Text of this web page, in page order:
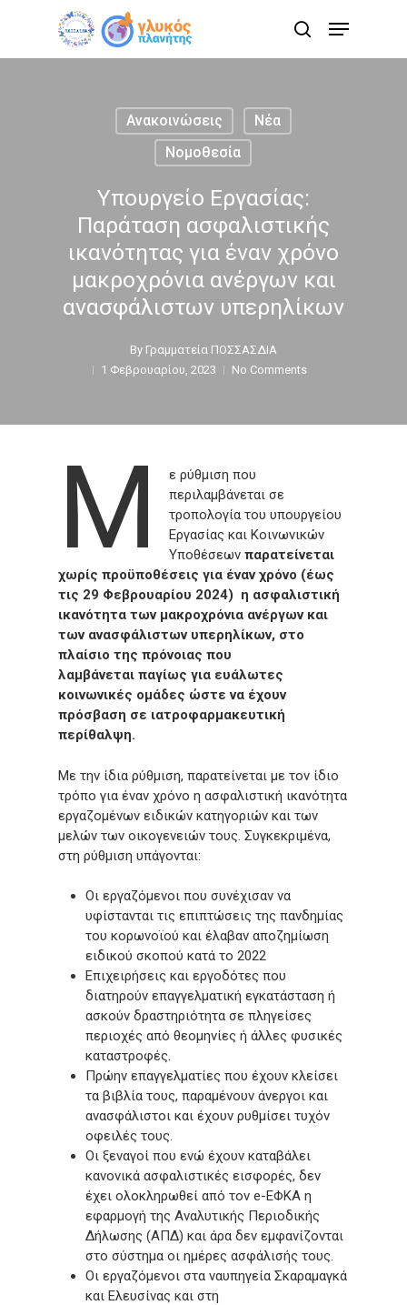
search
Menu
Ανακοινώσεις
Νέα
Νομοθεσία
Υπουργείο Εργασίας:
Παράταση ασφαλιστικής
ικανότητας για έναν χρόνο
μακροχρόνια ανέργων και
ανασφάλιστων υπερηλίκων
By Γραμματεία ΠΟΣΣΑΣΔΙΑ
1 Φεβρουαρίου, 2023
No Comments
Μ
ε ρύθμιση που
περιλαμβάνεται σε
τροπολογία του υπουργείου
Εργασίας και Κοινωνικών
Υποθέσεων παρατείνεται
χωρίς προϋποθέσεις για έναν χρόνο (έως
τις 29 Φεβρουαρίου 2024) η ασφαλιστική
ικανότητα των μακροχρόνια ανέργων και
των ανασφάλιστων υπερηλίκων, στο
πλαίσιο της πρόνοιας που
λαμβάνεται παγίως για ευάλωτες
κοινωνικές ομάδες ώστε να έχουν
πρόσβαση σε ιατροφαρμακευτική
περίθαλψη.
Με την ίδια ρύθμιση, παρατείνεται με τον ίδιο
τρόπο για έναν χρόνο η ασφαλιστική ικανότητα
εργαζομένων ειδικών κατηγοριών και των
μελών των οικογενειών τους. Συγκεκριμένα,
στη ρύθμιση υπάγονται:
Οι εργαζόμενοι που συνέχισαν να
υφίστανται τις επιπτώσεις της πανδημίας
του κορωνοϊού και έλαβαν αποζημίωση
ειδικού σκοπού κατά το 2022
Επιχειρήσεις και εργοδότες που
διατηρούν επαγγελματική εγκατάσταση ή
ασκούν δραστηριότητα σε πληγείσες
περιοχές από θεομηνίες ή άλλες φυσικές
καταστροφές.
Πρώην επαγγελματίες που έχουν κλείσει
τα βιβλία τους, παραμένουν άνεργοι και
ανασφάλιστοι και έχουν ρυθμίσει τυχόν
οφειλές τους.
Οι ξεναγοί που ενώ έχουν καταβάλει
κανονικά ασφαλιστικές εισφορές, δεν
έχει ολοκληρωθεί από τον e-ΕΦΚΑ η
εφαρμογή της Αναλυτικής Περιοδικής
Δήλωσης (ΑΠΔ) και άρα δεν εμφανίζονται
στο σύστημα οι ημέρες ασφάλισής τους.
Οι εργαζόμενοι στα ναυπηγεία Σκαραμαγκά
και Ελευσίνας και στη